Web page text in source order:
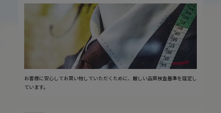
お客様に安心してお買い物していただくために、厳しい品質検査基準を設定し
ています。